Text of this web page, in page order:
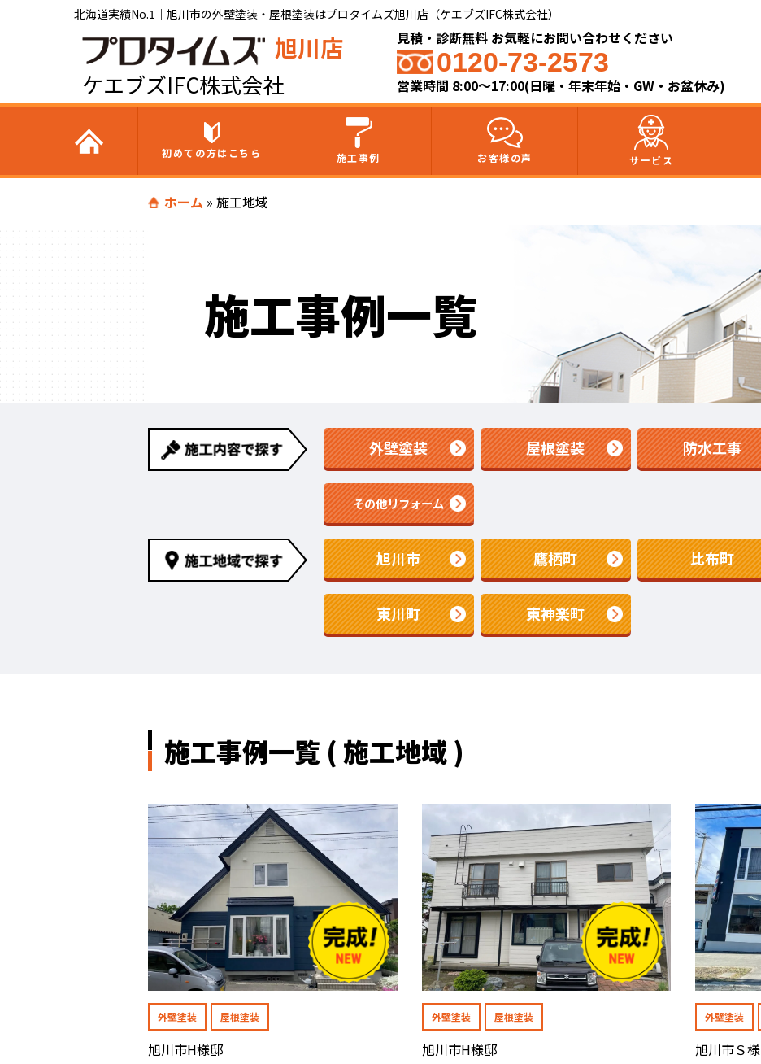
北海道実績No.1｜旭川市の外壁塗装・屋根塗装はプロタイムズ旭川店（ケエブズIFC株式会社）​
旭川店
ケエブズIFC株式会社
見積・診断無料 お気軽にお問い合わせください
0120-73-2573
営業時間 8:00～17:00(日曜・年末年始・GW・お盆休み)
初めての方はこちら 施工事例 お客様の声 サービス
ホーム » 施工地域
施工事例一覧
外壁塗装 屋根塗装 防水工事
その他リフォーム
旭川市 鷹栖町 比布町
東川町 東神楽町
施工事例一覧 ( 施工地域 )
外壁塗装 屋根塗装
旭川市H様邸
外壁塗装 屋根塗装
旭川市H様邸
外壁塗装
旭川市Ｓ様